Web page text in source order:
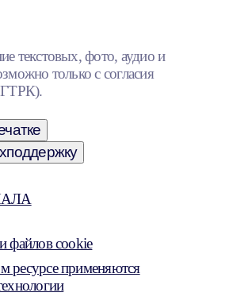
текстовых, фото, аудио и
только с согласия
файлов cookie
ресурсе применяются